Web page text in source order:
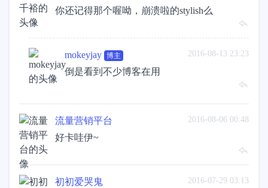
你还记得那个喔呦，崩溃啦的stylish么
2016-08-13 23:23
mokeyjay 博主
倒是看到不少博客在用
2016-08-06 00:48
流量营销平台
好卡哇伊~
2016-07-29 03:13
初初爱哭鬼